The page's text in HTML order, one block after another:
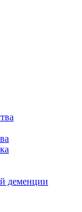
деменции